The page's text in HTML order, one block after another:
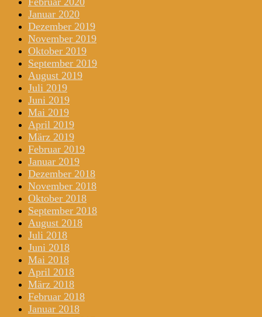
Januar 2020
Dezember 2019
November 2019
Oktober 2019
September 2019
August 2019
Juli 2019
Juni 2019
Mai 2019
April 2019
März 2019
Februar 2019
Januar 2019
Dezember 2018
November 2018
Oktober 2018
September 2018
August 2018
Juli 2018
Juni 2018
Mai 2018
April 2018
März 2018
Februar 2018
Januar 2018